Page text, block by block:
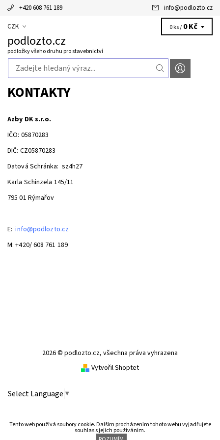
+420 608 761 189 info@podlozto.cz
CZK
podlozto.cz
podložky všeho druhu pro stavebnictví
0 ks / 0 Kč
KONTAKTY
Azby DK s.r.o.
IČO: 05870283
DIČ: CZ05870283
Datová Schránka: sz4h27
Karla Schinzela 145/11
795 01 Rýmařov
E:info@podlozto.cz
M: +420/ 608 761 189
2026 © podlozto.cz, všechna práva vyhrazena
Vytvořil Shoptet
Select Language ▼
Tento web používá soubory cookie. Dalším procházením tohoto webu vyjadřujete
souhlas s jejich používáním.